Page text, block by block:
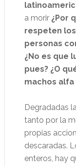
a morir ¿Por
respeten
personas
¿No es que
pues? ¿O
machos
Degradadas
tanto por la
propias
descaradas.
enteros, hay